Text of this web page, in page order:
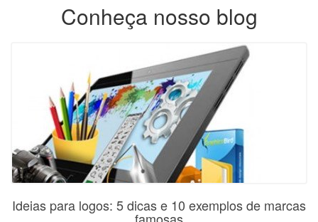
Conheça nosso blog
Ideias para logos: 5 dicas e 10 exemplos de marcas